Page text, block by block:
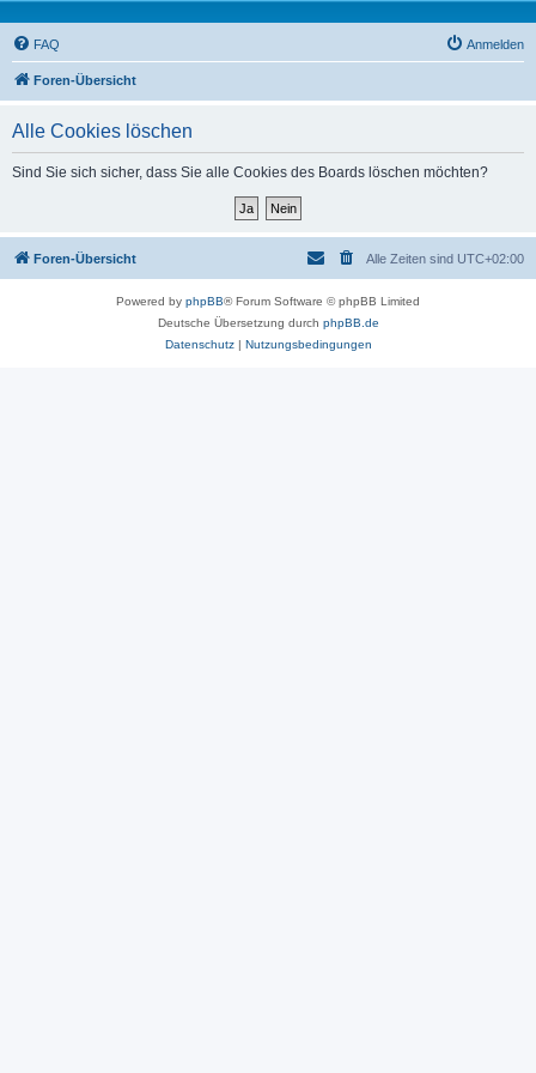
FAQ Anmelden
Foren-Übersicht
Alle Cookies löschen
Sind Sie sich sicher, dass Sie alle Cookies des Boards löschen möchten?
Foren-Übersicht Alle Zeiten sind UTC+02:00
Powered by phpBB® Forum Software © phpBB Limited
Deutsche Übersetzung durch phpBB.de
Datenschutz| Nutzungsbedingungen